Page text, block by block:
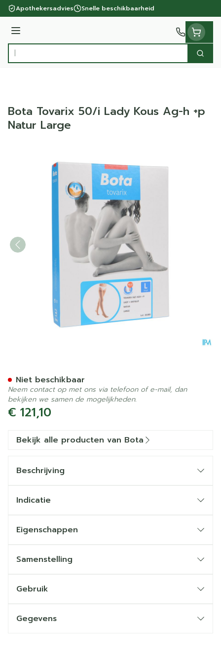
Ga naar de inhoud
Apothekersadvies Snelle beschikbaarheid
Menu
Product, merk, categorie...
Zoek
Bota Tovarix 50/i Lady Kous Ag-h +p
Natur Large
€ 121,10
Niet beschikbaar
Neem contact op met ons via telefoon of e-mail, dan
bekijken we samen de mogelijkheden.
Bekijk alle producten van Bota
Beschrijving
Indicatie
Eigenschappen
Samenstelling
Gebruik
Gegevens